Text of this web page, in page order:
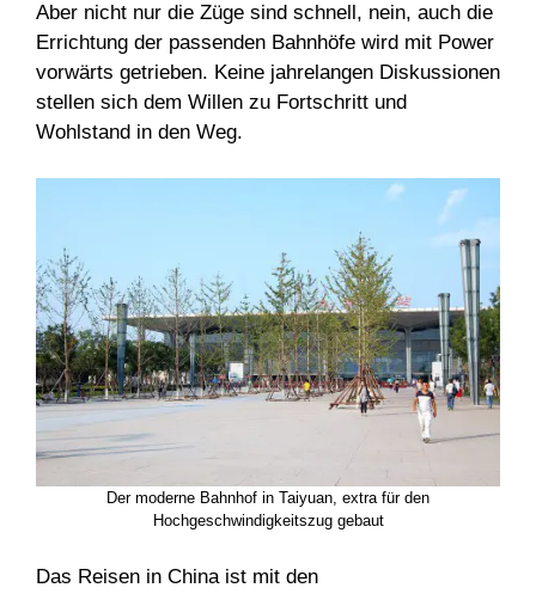
Aber nicht nur die Züge sind schnell, nein, auch die
Errichtung der passenden Bahnhöfe wird mit Power
vorwärts getrieben. Keine jahrelangen Diskussionen
stellen sich dem Willen zu Fortschritt und
Wohlstand in den Weg.
Der moderne Bahnhof in Taiyuan, extra für den
Hochgeschwindigkeitszug gebaut
Das Reisen in China ist mit den